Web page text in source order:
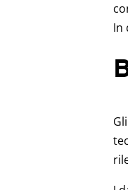
In
Products
News Article